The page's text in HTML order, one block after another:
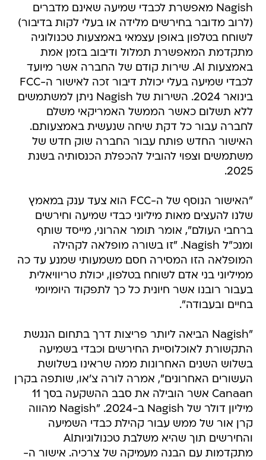
Nagish מאפשרת לכבדי שמיעה שאינם מדברים
(לרוב מדובר בחירשים מלידה או בעלי לקות בדיבור)
לשוחח בטלפון באופן עצמאי באמצעות טכנולוגיה
מתקדמת המאפשרת תמלול ודיבוב בזמן אמת
באמצעות AI. שירות קודם של החברה אשר מיועד
לכבדי שמיעה בעלי יכולת דיבור זכה לאישור ה-FCC
בינואר 2024. השירות של Nagish ניתן למשתמשים
ללא תשלום כאשר הממשל האמריקאי משלם
לחברה עבור כל דקת שיחה שנעשית באמצעותם.
האישור החדש פותח עבור החברה שוק חדש של
משתמשים וצפוי להוביל להכפלת הכנסותיה בשנת
2025.
"האישור הנוסף של ה-FCC הוא צעד ענק במאמץ
שלנו להעצים מאות מיליוני כבדי שמיעה וחירשים
ברחבי העולם", אומר תומר אהרוני, מייסד שותף
ומנכ"ל Nagish. "זו בשורה מופלאה לקהילה
המופלאה הזו המסירה חסם משמעותי שמנע עד כה
ממיליוני בני אדם לשוחח בטלפון, יכולת טריוויאלית
בעבור רובנו אשר חיונית כל כך לתפקוד היומיומי
בחיים ובעבודה".
"Nagish הביאה ליותר פריצות דרך בתחום הנגשת
התקשורת לאוכלוסיית החירשים וכבדי בשמיעה
בשלוש השנים האחרונות ממה שראינו בשלושת
העשורים האחרונים", אמרה לורה צ'או, שותפה בקרן
Canaan אשר הובילה את סבב ההשקעה בסך 11
מיליון דולר של Nagish ב-2024. "Nagish מהווה
קרן אור של ממש עבור קהילת כבדי השמיעה
והחירשים תוך שהיא משלבת טכנולוגיותAI
מתקדמות עם הבנה מעמיקה של צרכיה. אישור ה-